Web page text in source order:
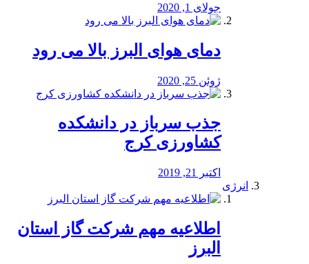
جولای 1, 2020
دمای هوای البرز بالا می رود
ژوئن 25, 2020
جذب سرباز در دانشکده
کشاورزی کرج
اکتبر 21, 2019
انرژی
️اطلاعیه مهم شرکت گاز استان
البرز